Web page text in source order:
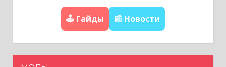
п
🕹️ Гайды 📰 Новости